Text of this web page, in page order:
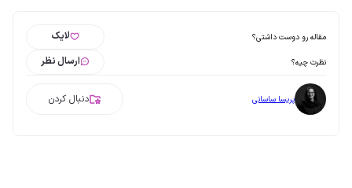
مقاله رو دوست داشتی؟ لایک
نظرت چیه؟ ارسال نظر
پریسا ساسانی دنبال کردن